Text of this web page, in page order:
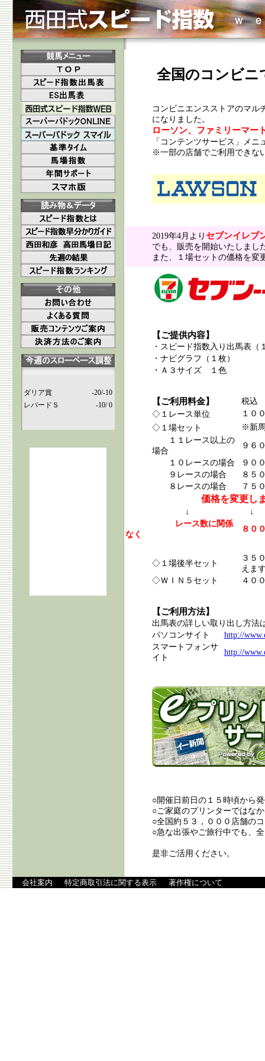
ダリア賞
-20/-10
レパードＳ
-10/ 0
全国のコンビニ
コンビニエンスストアのマル
になりました。
ローソン、ファミリーマー
「コンテンツサービス」メニ
※一部の店舗でご利用できな
2019年4月より セブンイレブ
でも、販売を開始いたしまし
また、１場セットの価格を変
【ご提供内容】
・スピード指数入り出馬表（
・ナビグラフ（１枚）
・Ａ３サイズ １色
【ご利用料金】
税込
◇１レース単位
１０
◇１場セット
※新
１１レース以上の
場合
９６
１０レースの場合
９０
９レースの場合
８５
８レースの場合
７５
価格を変更しま
↓
↓
レース数に関係
なく
８０
◇１場後半セット
３５
えま
◇ＷＩＮ５セット
４０
【ご利用方法】
出馬表の詳しい取り出し方法
パソコンサイト
http://
スマートフォンサ
イト
http://
○開催日前日の１５時頃から
○ご家庭のプリンターではな
○全国約５３，０００店舗の
○急な出張やご旅行中でも、
是非ご活用ください。
会社案内 特定商取引法に関する表示 著作権について